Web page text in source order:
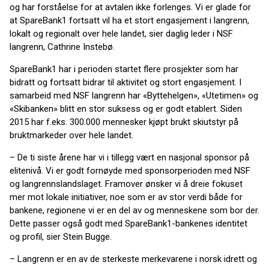
og har forståelse for at avtalen ikke forlenges. Vi er glade for
at SpareBank1 fortsatt vil ha et stort engasjement i langrenn,
lokalt og regionalt over hele landet, sier daglig leder i NSF
langrenn, Cathrine Instebø.
SpareBank1 har i perioden startet flere prosjekter som har
bidratt og fortsatt bidrar til aktivitet og stort engasjement. I
samarbeid med NSF langrenn har «Byttehelgen», «Utetimen» og
«Skibanken» blitt en stor suksess og er godt etablert. Siden
2015 har f.eks. 300.000 mennesker kjøpt brukt skiutstyr på
bruktmarkeder over hele landet.
– De ti siste årene har vi i tillegg vært en nasjonal sponsor på
elitenivå. Vi er godt fornøyde med sponsorperioden med NSF
og langrennslandslaget. Framover ønsker vi å dreie fokuset
mer mot lokale initiativer, noe som er av stor verdi både for
bankene, regionene vi er en del av og menneskene som bor der.
Dette passer også godt med SpareBank1-bankenes identitet
og profil, sier Stein Bugge.
– Langrenn er en av de sterkeste merkevarene i norsk idrett og